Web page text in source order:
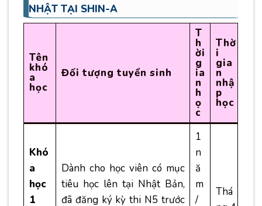
NHẬT TẠI SHIN-A
Tên
khó
a
học
Đối tượng tuyển sinh
T
h
ời
g
ia
n
h
ọ
c
Thờ
i
gia
n
nhậ
p
học
Khó
a
học
1
Dành cho học viên có mục
tiêu học lên tại Nhật Bản,
đã đăng ký kỳ thi N5 trước
1
n
ă
m
/
Thá